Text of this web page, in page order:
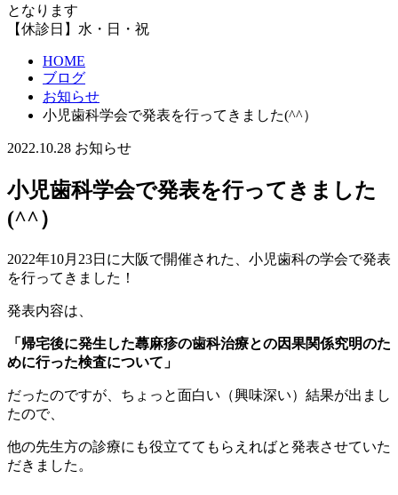
となります
【休診日】水・日・祝
HOME
ブログ
お知らせ
小児歯科学会で発表を行ってきました(^^）
2022.10.28 お知らせ
小児歯科学会で発表を行ってきました
(^^）
2022年10月23日に大阪で開催された、小児歯科の学会で発表
を行ってきました！
発表内容は、
「帰宅後に発生した蕁麻疹の歯科治療との因果関係究明のた
めに行った検査について」
だったのですが、ちょっと面白い（興味深い）結果が出まし
たので、
他の先生方の診療にも役立ててもらえればと発表させていた
だきました。